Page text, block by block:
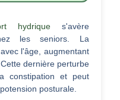
hydriques'avère
les seniors. La
l'âge, augmentant
dernière perturbe
constipation et peut
posturale.